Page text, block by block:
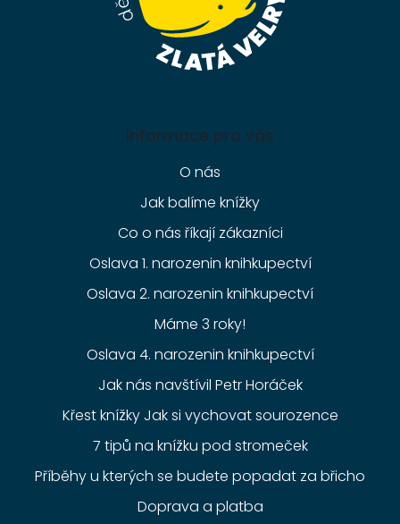
Informace pro vás
O nás
Jak balíme knížky
Co o nás říkají zákazníci
Oslava 1. narozenin knihkupectví
Oslava 2. narozenin knihkupectví
Máme 3 roky!
Oslava 4. narozenin knihkupectví
Jak nás navštívil Petr Horáček
Křest knížky Jak si vychovat sourozence
7 tipů na knížku pod stromeček
Příběhy u kterých se budete popadat za břicho
Doprava a platba